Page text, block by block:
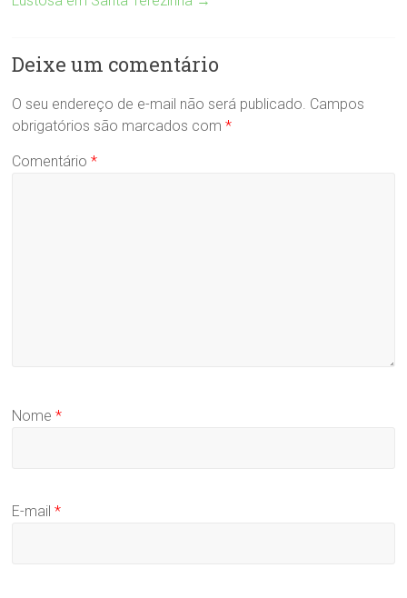
Deixe um comentário
O seu endereço de e-mail não será publicado. Campos
obrigatórios são marcados com*
Comentário*
Nome*
E-mail*